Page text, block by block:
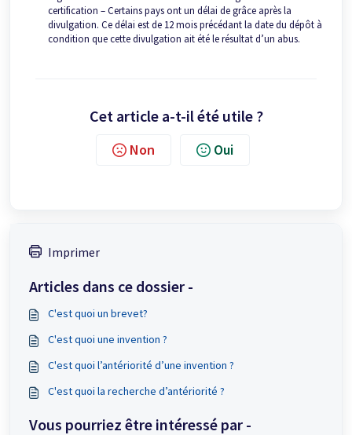
certification – Certains pays ont un délai de grâce après la
divulgation. Ce délai est de 12 mois précédant la date du dépôt à
condition que cette divulgation ait été le résultat d’un abus.
Cet article a-t-il été utile ?
Non Oui
Imprimer
Articles dans ce dossier -
C'est quoi un brevet?
C'est quoi une invention ?
C'est quoi l’antériorité d’une invention ?
C'est quoi la recherche d’antériorité ?
Vous pourriez être intéressé par -